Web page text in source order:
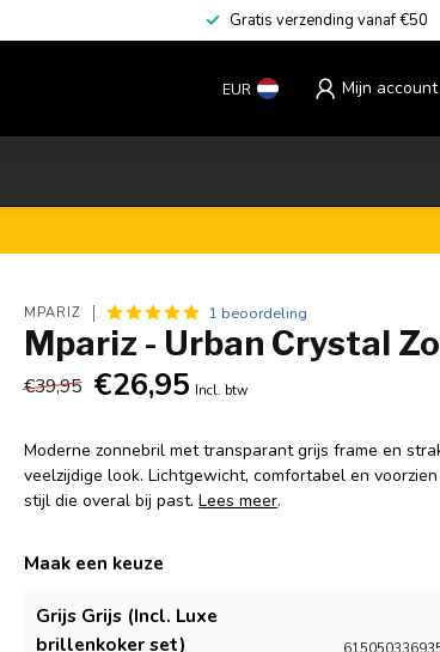
Gratis verzending vanaf €50
EUR Mijn account
MPARIZ 1 beoordeling
Mpariz - Urban Crystal
€39,95 €26,95 Incl. btw
Moderne zonnebril met transparant grijs frame en
veelzijdige look. Lichtgewicht, comfortabel en
stijl die overal bij past.Lees meer.
Maak een keuze
Grijs Grijs (Incl. Luxe
brillenkoker set)